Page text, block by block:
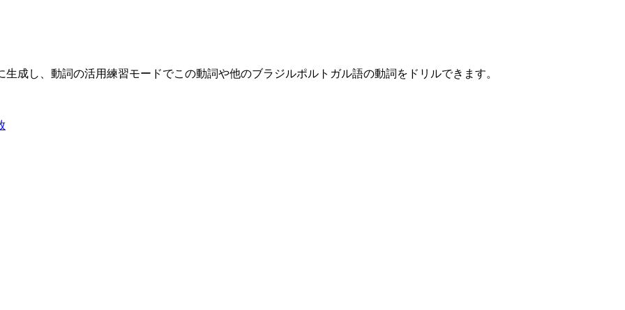
成し、動詞の活用練習モードでこの動詞や他のブラジルポルトガル語の動詞をドリルできます。